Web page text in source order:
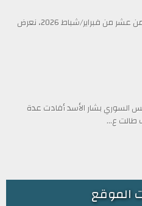
في عناوين الصحف ليوم الأربعاء الثامن عشر من فبراير/شباط 2026، نعرض
السوري بشار الأسد أفادت عدة
طالت ع...
الموقع